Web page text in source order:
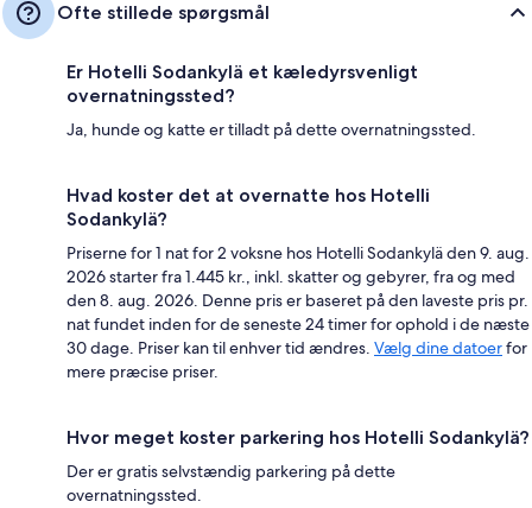
Ofte stillede spørgsmål
Er Hotelli Sodankylä et kæledyrsvenligt
overnatningssted?
Ja, hunde og katte er tilladt på dette overnatningssted.
Hvad koster det at overnatte hos Hotelli
Sodankylä?
Priserne for 1 nat for 2 voksne hos Hotelli Sodankylä den 9. aug.
2026 starter fra 1.445 kr., inkl. skatter og gebyrer, fra og med
den 8. aug. 2026. Denne pris er baseret på den laveste pris pr.
nat fundet inden for de seneste 24 timer for ophold i de næste
30 dage. Priser kan til enhver tid ændres. Vælg dine datoerfor
mere præcise priser.
Hvor meget koster parkering hos Hotelli Sodankylä?
Der er gratis selvstændig parkering på dette
overnatningssted.